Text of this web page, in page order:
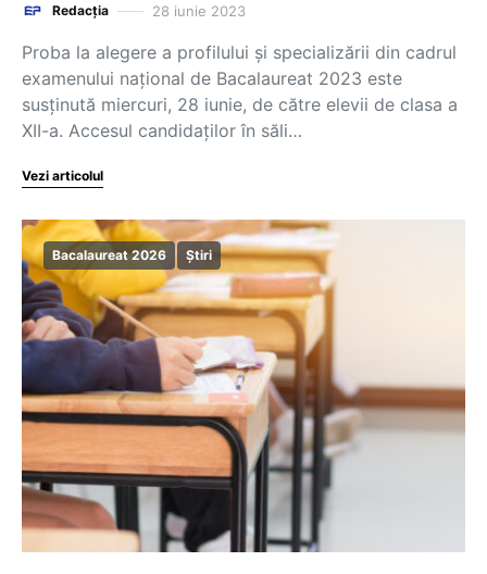
Redacția 28 iunie 2023
Proba la alegere a profilului și specializării din cadrul
examenului național de Bacalaureat 2023 este
susținută miercuri, 28 iunie, de către elevii de clasa a
XII-a. Accesul candidaților în săli…
Vezi articolul
Bacalaureat 2026 Știri